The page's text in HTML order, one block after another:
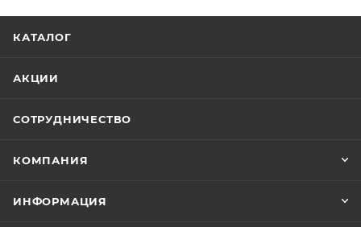
КАТАЛОГ
АКЦИИ
СОТРУДНИЧЕСТВО
КОМПАНИЯ
ИНФОРМАЦИЯ